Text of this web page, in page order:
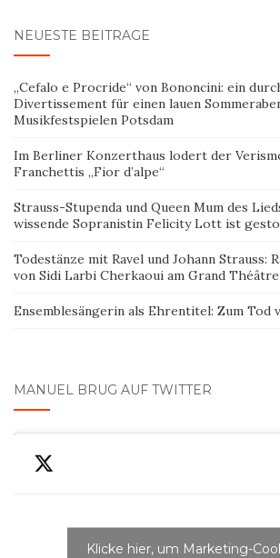
NEUESTE BEITRÄGE
„Cefalo e Procride“ von Bononcini: ein
Divertissement für einen lauen
Musikfestspielen Potsdam
Im Berliner Konzerthaus lodert der
Franchettis „Fior d’alpe“
Strauss-Stupenda und Queen Mum des
wissende Sopranistin Felicity Lott ist
Todestänze mit Ravel und Johann Strauss:
von Sidi Larbi Cherkaoui am Grand Théâtre
Ensemblesängerin als Ehrentitel: Zum Tod
MANUEL BRUG AUF TWITTER
Klicke hier, um Marketing-